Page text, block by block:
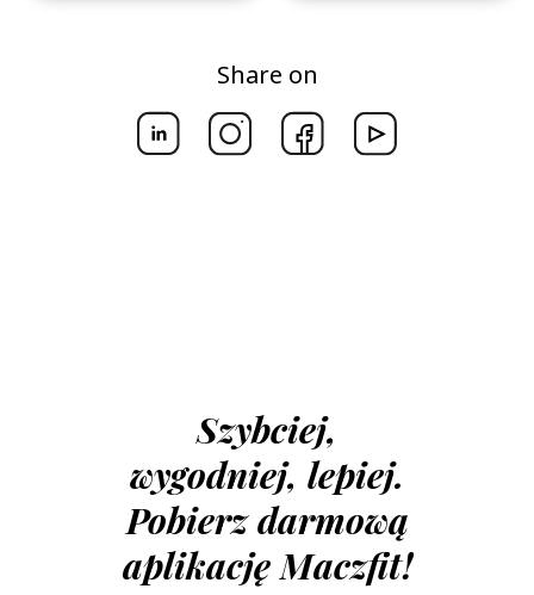
Share on
Szybciej,
wygodniej, lepiej.
Pobierz darmową
aplikację Maczfit!